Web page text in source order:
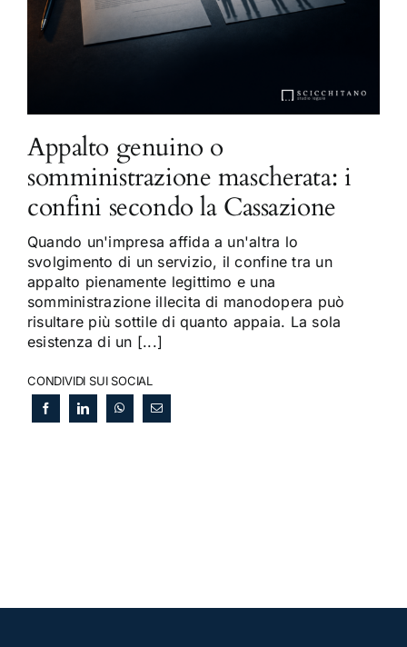
Appalto genuino o
somministrazione mascherata: i
confini secondo la Cassazione
Quando un'impresa affida a un'altra lo
svolgimento di un servizio, il confine tra un
appalto pienamente legittimo e una
somministrazione illecita di manodopera può
risultare più sottile di quanto appaia. La sola
esistenza di un [...]
CONDIVIDI SUI SOCIAL